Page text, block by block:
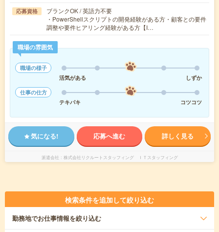
応募資格
ブランクOK / 英語力不要
・PowerShellスクリプトの開発経験がある方・顧客との要件
調整や要件ヒアリング経験がある方【I…
職場の雰囲気
職場の様子
活気がある
しずか
仕事の仕方
テキパキ
コツコツ
気になる! 応募へ進む 詳しく見る
派遣会社 株式会社リクルートスタッフィング ＩＴスタッフィング
検索条件を追加して絞り込む
勤務地でお仕事情報を絞り込む